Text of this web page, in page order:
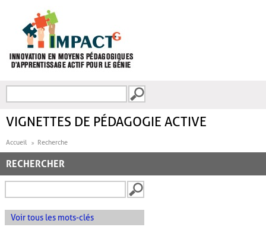
FORMULAIRE DE
VIGNETTES DE PÉDAGOGIE ACTIVE
Accueil Recherche
RECHERCHER
Voir tous les mots-clés